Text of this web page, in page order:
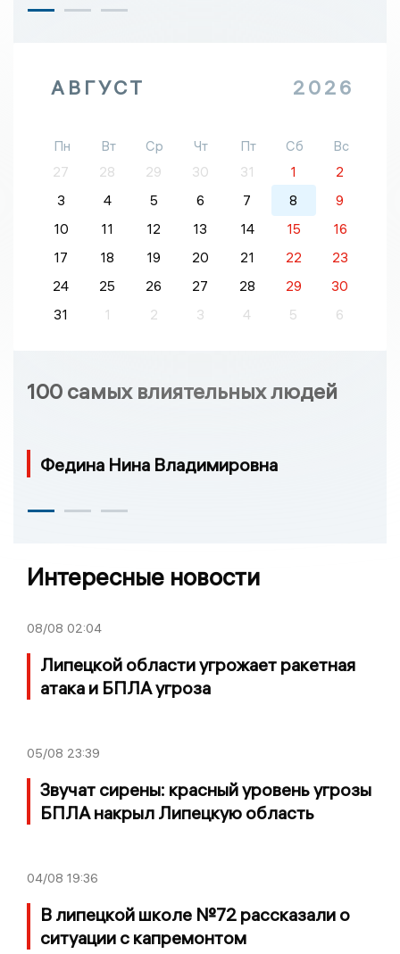
АВГУСТ 2026
Пн Вт Ср Чт Пт Сб
Вс
27
28 29 30 31 1
2
3
4 5 6 7 8
9
10
11 12 13 14 15
16
17
18 19 20 21 22
23
24
25 26 27 28 29
30
31
1 2 3 4 5 6
100 самых влиятельных людей
Федина Нина Владимировна
Интересные новости
08/08 02:04
Липецкой области угрожает ракетная
атака и БПЛА угроза
05/08 23:39
Звучат сирены: красный уровень угрозы
БПЛА накрыл Липецкую область
04/08 19:36
В липецкой школе №72 рассказали о
ситуации с капремонтом